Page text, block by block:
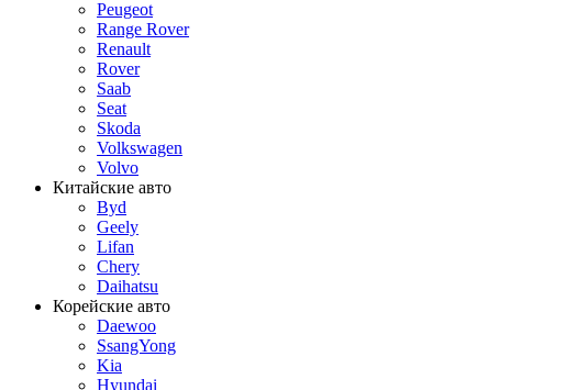
Peugeot
Range Rover
Renault
Rover
Saab
Seat
Skoda
Volkswagen
Volvo
Китайские авто
Byd
Geely
Lifan
Chery
Daihatsu
Корейские авто
Daewoo
SsangYong
Kia
Hyundai